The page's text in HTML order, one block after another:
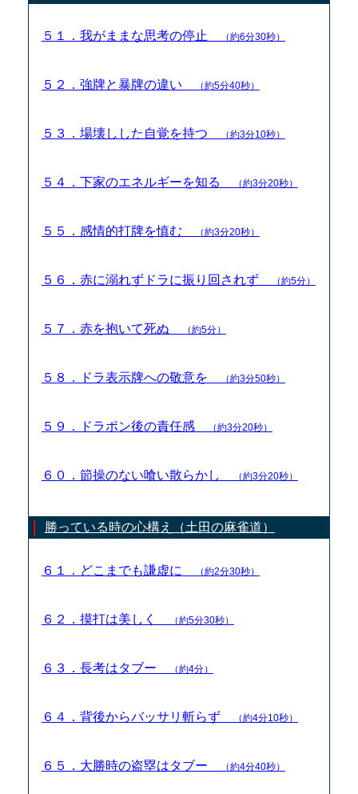
５１．我がままな思考の停止 （約6分30秒）
５２．強牌と暴牌の違い （約5分40秒）
５３．場壊しした自覚を持つ （約3分10秒）
５４．下家のエネルギーを知る （約3分20秒）
５５．感情的打牌を慎む （約3分20秒）
５６．赤に溺れずドラに振り回されず （約5分）
５７．赤を抱いて死ぬ （約5分）
５８．ドラ表示牌への敬意を （約3分50秒）
５９．ドラポン後の責任感 （約3分20秒）
６０．節操のない喰い散らかし （約3分20秒）
勝っている時の心構え（土田の麻雀道）
６１．どこまでも謙虚に （約2分30秒）
６２．摸打は美しく （約5分30秒）
６３．長考はタブー （約4分）
６４．背後からバッサリ斬らず （約4分10秒）
６５．大勝時の盗塁はタブー （約4分40秒）